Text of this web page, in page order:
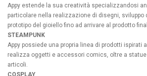
Appy estende la sua creatività specializzandosi
particolare nella realizzazione di disegni, sviluppo
prototipo del gioiello fino ad arrivare al prodotto
STEAMPUNK
Appy possiede una propria linea di prodotti ispirati
realizza oggetti e accessori comics, oltre a
articoli.